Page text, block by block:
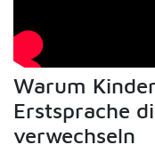
Warum
Erstsprache
verwechseln